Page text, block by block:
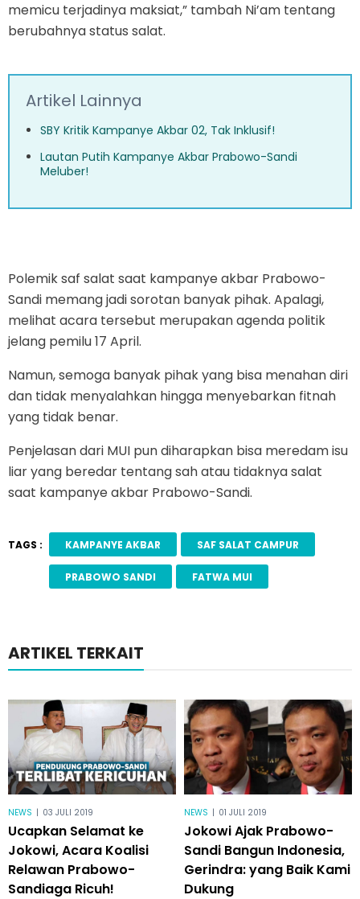
memicu terjadinya maksiat,” tambah Ni’am tentang
berubahnya status salat.
Artikel Lainnya
SBY Kritik Kampanye Akbar 02, Tak Inklusif!
Lautan Putih Kampanye Akbar Prabowo-Sandi
Meluber!
Polemik saf salat saat kampanye akbar Prabowo-
Sandi memang jadi sorotan banyak pihak. Apalagi,
melihat acara tersebut merupakan agenda politik
jelang pemilu 17 April.
Namun, semoga banyak pihak yang bisa menahan diri
dan tidak menyalahkan hingga menyebarkan fitnah
yang tidak benar.
Penjelasan dari MUI pun diharapkan bisa meredam isu
liar yang beredar tentang sah atau tidaknya salat
saat kampanye akbar Prabowo-Sandi.
TAGS : KAMPANYE AKBAR SAF SALAT CAMPUR
PRABOWO SANDI FATWA MUI
ARTIKEL TERKAIT
NEWS | 03 JULI 2019
Ucapkan Selamat ke
Jokowi, Acara Koalisi
Relawan Prabowo-
Sandiaga Ricuh!
NEWS | 01 JULI 2019
Jokowi Ajak Prabowo-
Sandi Bangun Indonesia,
Gerindra: yang Baik Kami
Dukung